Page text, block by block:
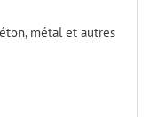
métal et autres